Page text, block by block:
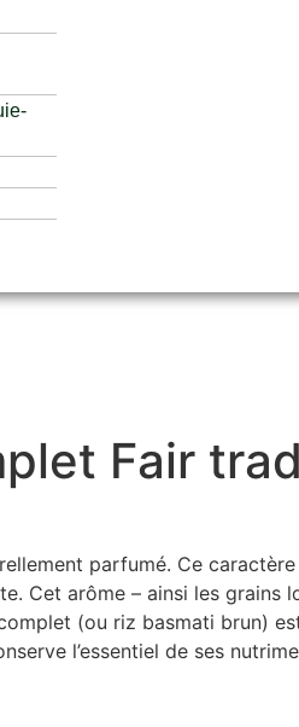
Fair
parfumé. Ce
Cet arôme – ainsi les
(ou riz basmati brun)
l’essentiel de ses